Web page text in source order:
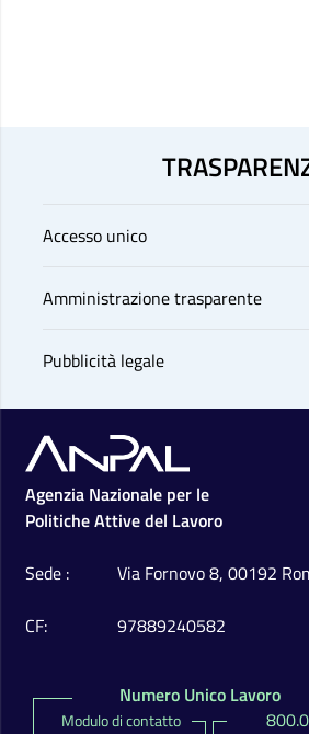
Accesso unico
Amministrazione trasparente
Pubblicità legale
Footer
Agenzia Nazionale per le
Politiche Attive del Lavoro
Sede
Via Fornovo 8, 00192
CF
97889240582
Numero Unico Lavoro
Modulo di contatto